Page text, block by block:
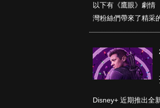
以下有《鷹眼》劇情
灣粉絲們帶來了精采
Disney+ 近期推出全
真愛挑日子